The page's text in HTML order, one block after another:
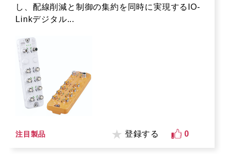
し、配線削減と制御の集約を同時に実現するIO-
Linkデジタル...
注目製品 登録する 0